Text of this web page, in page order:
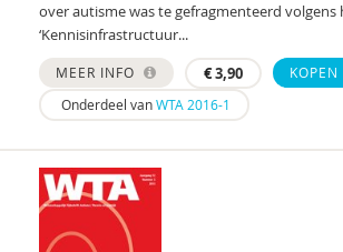
werkgroep behandeling CASS18+
Marieke Beltman
Lotte Benard
Hilde van den Berg
K. Berman
Jo Bervoets
over autisme was te gefragmenteerd
‘Kennisinfrastructuur...
MEER INFO €3,90
KOPEN
Onderdeel vanWTA 2016-1